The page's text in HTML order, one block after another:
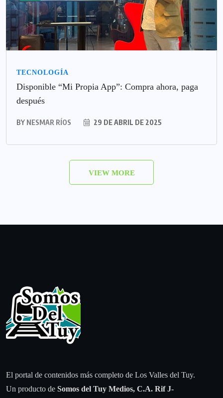
TECNOLOGÍA
Disponible “Mi Propia App”: Compra ahora, paga
después
BY NESMAR RÍOS 29 DE ABRIL DE 2025
VIEW MORE
El portal de contenidos más completo de Los Valles del Tuy.
Un producto de Somos del Tuy Medios, C.A. Rif J-